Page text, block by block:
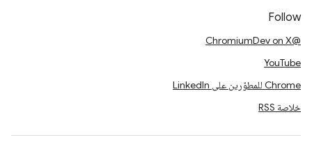
Follow
@ChromiumDev on X
YouTube
Chrome للمطوّرين على LinkedIn
خلاصة RSS